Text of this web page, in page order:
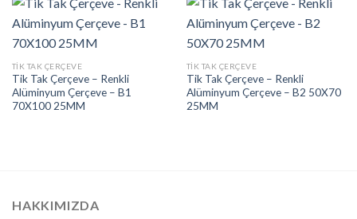
TIK TAK ÇERÇEVE
Tik Tak Çerçeve – Renkli
Alüminyum Çerçeve – B1
70X100 25MM
TIK TAK ÇERÇEVE
Tik Tak Çerçeve – Renkli
Alüminyum Çerçeve – B2 50X70
25MM
HAKKIMIZDA